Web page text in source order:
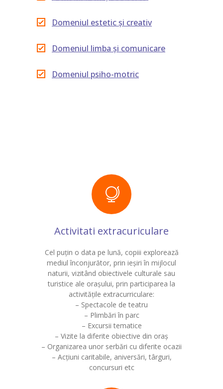
Domeniul estetic și creativ
Domeniul limba și comunicare
Domeniul psiho-motric
Activitati extracuriculare
Cel puțin o data pe lună, copiii explorează
mediul înconjurător, prin ieșiri în mijlocul
naturii, vizitând obiectivele culturale sau
turistice ale orașului, prin participarea la
activitățile extracurriculare:
– Spectacole de teatru
– Plimbări în parc
– Excursii tematice
– Vizite la diferite obiective din oraș
– Organizarea unor serbări cu diferite ocazii
– Acțiuni caritabile, aniversări, târguri,
concursuri etc